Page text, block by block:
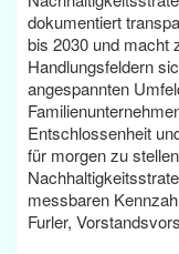
dokumentiert
bis 2030 und macht
Handlungsfeldern
angespannten
Entschlossenheit
für morgen zu
messbaren
Furler,